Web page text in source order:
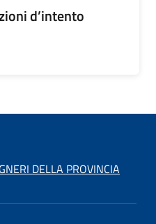
d’intento
DELLA PROVINCIA